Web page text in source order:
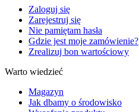
Zaloguj się
Zarejestruj się
Nie pamiętam hasła
Gdzie jest moje zamówienie?
Zrealizuj bon wartościowy
Warto wiedzieć
Magazyn
Jak dbamy o środowisko